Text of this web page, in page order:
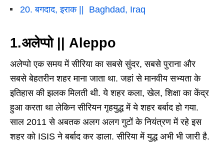
20. बगदाद, इराक || Baghdad, Iraq
1.अलेप्पो || Aleppo
अलेप्पो एक समय में सीरिया का सबसे सुंदर, सबसे पुराना और
सबसे बेहतरीन शहर माना जाता था. जहां से मानवीय सभ्यता के
इतिहास की झलक मिलती थी. ये शहर कला, खेल, शिक्षा का केंद्र
हुआ करता था लेकिन सीरियन गृहयुद्ध में ये शहर बर्बाद हो गया.
साल 2011 से अबतक अलग अलग गुटों के नियंत्रण में रहे इस
शहर को ISIS ने बर्बाद कर डाला. सीरिया में युद्ध अभी भी जारी है.